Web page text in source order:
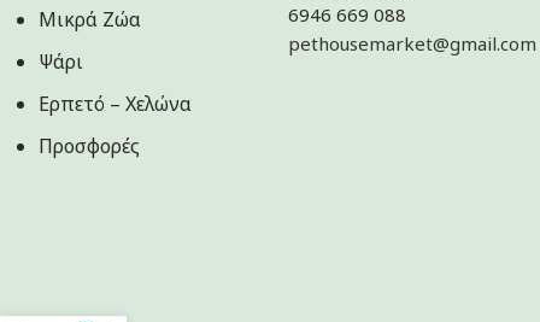
Μικρά Ζώα
Ψάρι
Ερπετό – Χελώνα
Προσφορές
6946 669 088
pethousemarket@gmail.com